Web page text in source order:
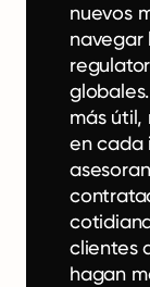
nuevos
navegar
más
en cada
clientes
hagan